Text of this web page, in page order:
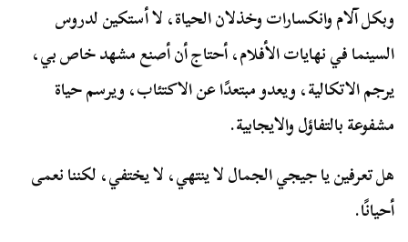
وبكل آلام وانكسارات وخذلان الحياة، لا أستكين لدروس
السينما في نهايات الأفلام، أحتاج أن أصنع مشهد خاص بي،
يرجم الاتكالية، ويعدو مبتعدًا عن الاكتئاب، ويرسم حياة
مشفوعة بالتفاؤل والايجابية.
هل تعرفين يا جيجي الجمال لا ينتهي، لا يختفي، لكننا نعمى
أحيانًا.